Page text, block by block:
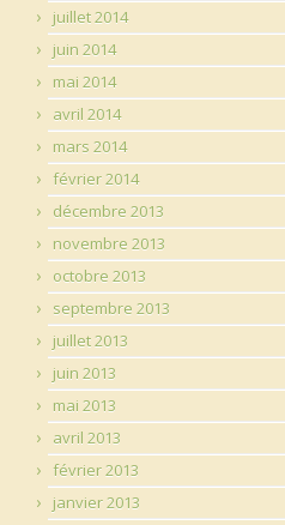
juillet 2014
juin 2014
mai 2014
avril 2014
mars 2014
février 2014
décembre 2013
novembre 2013
octobre 2013
septembre 2013
juillet 2013
juin 2013
mai 2013
avril 2013
février 2013
janvier 2013